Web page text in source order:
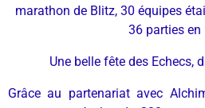
marathon de Blitz, 30 équipes
36 parties en
Une belle fête des Echecs,
Grâce au partenariat avec